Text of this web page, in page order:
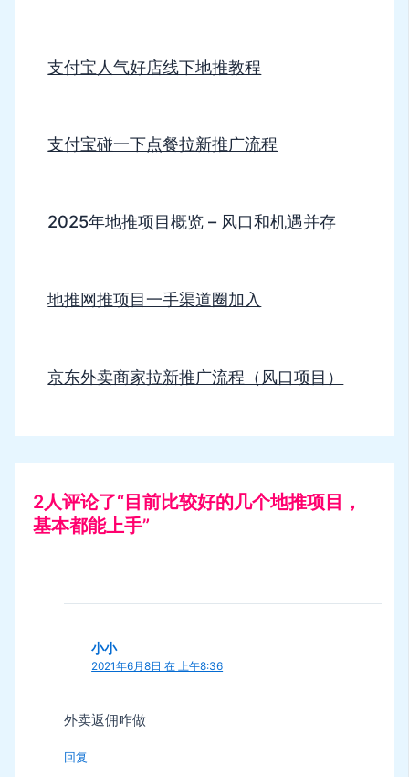
支付宝人气好店线下地推教程
支付宝碰一下点餐拉新推广流程
2025年地推项目概览 – 风口和机遇并存
地推网推项目一手渠道圈加入
京东外卖商家拉新推广流程（风口项目）
2人评论了“目前比较好的几个地推项目，
基本都能上手”
小小
2021年6月8日 在 上午8:36
外卖返佣咋做
回复